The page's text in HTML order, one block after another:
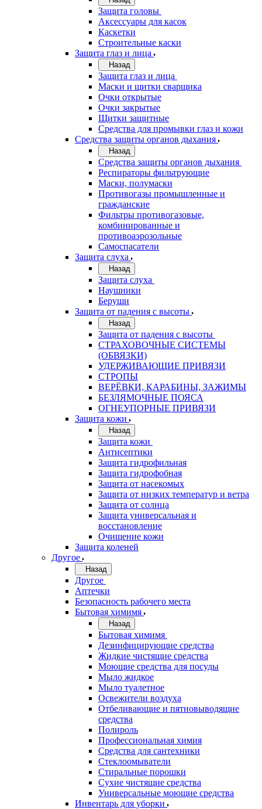
Защита головы
Аксессуары для касок
Каскетки
Строительные каски
Защита глаз и лица
Назад
Защита глаз и лица
Маски и щитки сварщика
Очки открытые
Очки закрытые
Щитки защитные
Средства для промывки глаз и кожи
Средства защиты органов дыхания
Назад
Средства защиты органов дыхания
Респираторы фильтрующие
Маски, полумаски
Противогазы промышленные и
гражданские
Фильтры противогазовые,
комбинированные и
противоаэрозольные
Самоспасатели
Защита слуха
Назад
Защита слуха
Наушники
Беруши
Защита от падения с высоты
Назад
Защита от падения с высоты
СТРАХОВОЧНЫЕ СИСТЕМЫ
(ОБВЯЗКИ)
УДЕРЖИВАЮЩИЕ ПРИВЯЗИ
СТРОПЫ
ВЕРЁВКИ, КАРАБИНЫ, ЗАЖИМЫ
БЕЗЛЯМОЧНЫЕ ПОЯСА
ОГНЕУПОРНЫЕ ПРИВЯЗИ
Защита кожи
Назад
Защита кожи
Антисептики
Защита гидрофильная
Защита гидрофобная
Защита от насекомых
Защита от низких температур и ветра
Защита от солнца
Защита универсальная и
восстановление
Очищение кожи
Защита коленей
Другое
Назад
Другое
Аптечки
Безопасность рабочего места
Бытовая химимя
Назад
Бытовая химимя
Дезинфицирующие средства
Жидкие чистящие средства
Моющие средства для посуды
Мыло жидкое
Мыло туалетное
Освежители воздуха
Отбеливающие и пятновыводящие
средства
Полироль
Профессиональная химия
Средства для сантехники
Стеклоомыватели
Стиральные порошки
Сухие чистящие средства
Универсальные моющие средства
Инвентарь для уборки